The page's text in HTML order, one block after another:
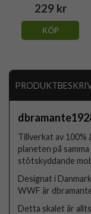
229 kr
KÖP
Tillverkat av 100%
planeten på
stötskyddande
Designat i
WWF är
Detta skalet är